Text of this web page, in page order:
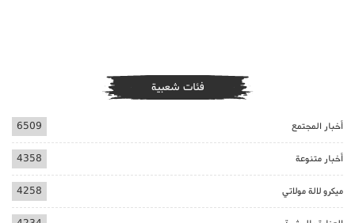
فئات شعبية
أخبار المجتمع 6509
أخبار متنوعة 4358
ميكرو لالة مولاتي 4258